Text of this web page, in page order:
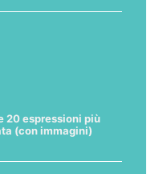
20 espressioni più
(con immagini)